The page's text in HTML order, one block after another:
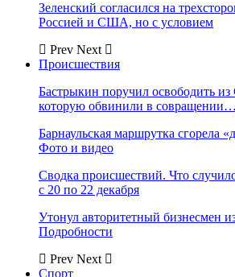
Зеленский согласился на
Россией и США, но с условием
Prev Next
Происшествия
Бастрыкин поручил освободить
которую обвинили в совращении…
Барнаульская маршрутка сгорела
Фото и видео
Сводка происшествий. Что
с 20 по 22 декабря
Утонул авторитетный бизнесмен
Подробности
Prev Next
Спорт